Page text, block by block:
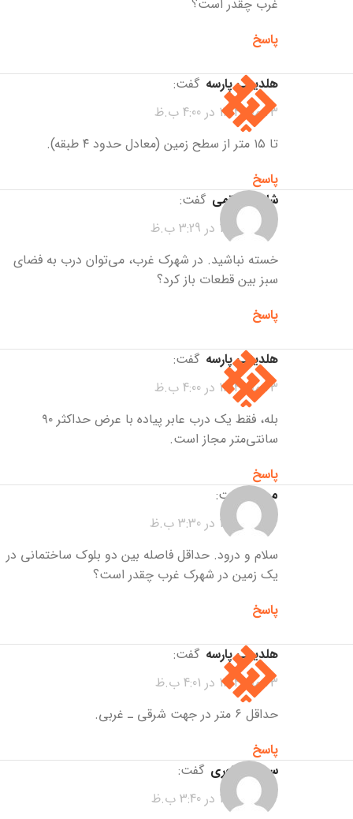
غرب چقدر است؟
پاسخ
هلدینگ پارسه گفت:
23 مهر 1404 در 4:00 ب.ظ
تا ۱۵ متر از سطح زمین (معادل حدود ۴ طبقه).
پاسخ
شایان حاتمی گفت:
23 مهر 1404 در 3:29 ب.ظ
خسته نباشید. در شهرک غرب، می‌توان درب به فضای
سبز بین قطعات باز کرد؟
پاسخ
هلدینگ پارسه گفت:
23 مهر 1404 در 4:00 ب.ظ
بله، فقط یک درب عابر پیاده با عرض حداکثر ۹۰
سانتی‌متر مجاز است.
پاسخ
محمد
گفت:
23 مهر 1404 در 3:30 ب.ظ
سلام و درود. حداقل فاصله بین دو بلوک ساختمانی در
یک زمین در شهرک غرب چقدر است؟
پاسخ
هلدینگ پارسه گفت:
23 مهر 1404 در 4:01 ب.ظ
حداقل ۶ متر در جهت شرقی ـ غربی.
پاسخ
سیاوش نوری گفت:
23 مهر 1404 در 3:40 ب.ظ